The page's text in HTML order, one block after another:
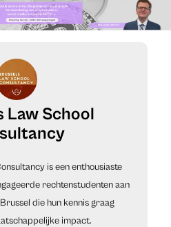
Law School
is een enthousiaste
rechtenstudenten aan
die hun kennis graag
impact.